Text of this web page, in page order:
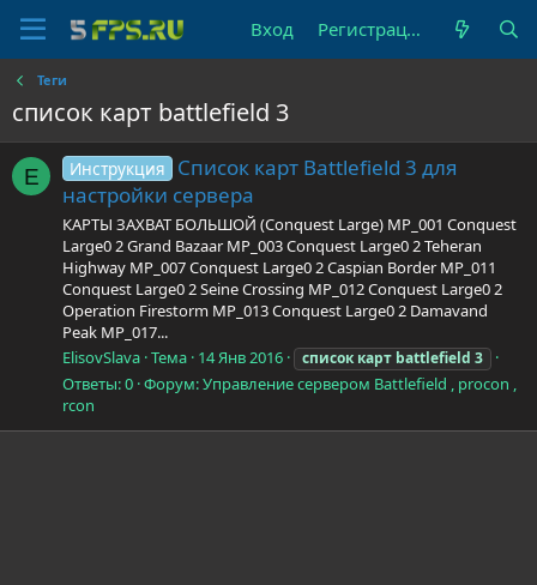
Вход Регистрация
Теги
список карт battlefield 3
E Инструкция
Список карт Battlefield 3 для
настройки сервера
КАРТЫ ЗАХВАТ БОЛЬШОЙ (Conquest Large) MP_001 Conquest
Large0 2 Grand Bazaar MP_003 Conquest Large0 2 Teheran
Highway MP_007 Conquest Large0 2 Caspian Border MP_011
Conquest Large0 2 Seine Crossing MP_012 Conquest Large0 2
Operation Firestorm MP_013 Conquest Large0 2 Damavand
Peak MP_017...
ElisovSlava Тема 14 Янв 2016 список карт battlefield 3
Ответы: 0 Форум:Управление сервером Battlefield , procon ,
rcon